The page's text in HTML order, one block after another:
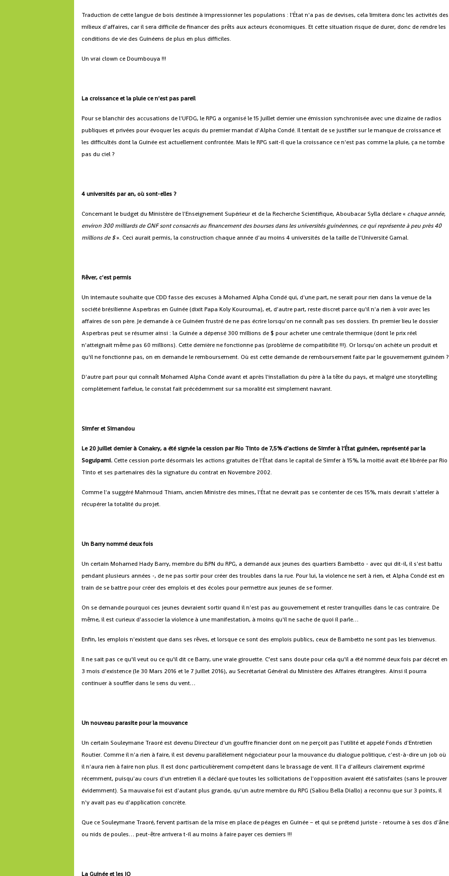
Traduction de cette langue de bois destinée à impressionner les populations : l'État n'a pas de devises, cela limitera donc les activités des
milieux d'affaires, car il sera difficile de financer des prêts aux acteurs économiques. Et cette situation risque de durer, donc de rendre les
conditions de vie des Guinéens de plus en plus difficiles.
Un vrai clown ce Doumbouya !!!
La croissance et la pluie ce n'est pas pareil
Pour se blanchir des accusations de l'UFDG, le RPG a organisé le 15 Juillet dernier une émission synchronisée avec une dizaine de radios
publiques et privées pour évoquer les acquis du premier mandat d'Alpha Condé. Il tentait de se justifier sur le manque de croissance et
les difficultés dont la Guinée est actuellement confrontée. Mais le RPG sait-il que la croissance ce n'est pas comme la pluie, ça ne tombe
pas du ciel ?
4 universités par an, où sont-elles ?
Concernant le budget du Ministère de l'Enseignement Supérieur et de la Recherche Scientifique, Aboubacar Sylla déclare « chaque année,
environ 300 milliards de GNF sont consacrés au financement des bourses dans les universités guinéennes, ce qui représente à peu près 40
millions de $». Ceci aurait permis, la construction chaque année d'au moins 4 universités de la taille de l'Université Gamal.
Rêver, c'est permis
Un internaute souhaite que CDD fasse des excuses à Mohamed Alpha Condé qui, d'une part, ne serait pour rien dans la venue de la
société brésilienne Asperbras en Guinée (dixit Papa Koly Kourouma), et, d'autre part, reste discret parce qu'il n'a rien à voir avec les
affaires de son père. Je demande à ce Guinéen frustré de ne pas écrire lorsqu'on ne connaît pas ses dossiers. En premier lieu le dossier
Asperbras peut se résumer ainsi : la Guinée a dépensé 300 millions de $ pour acheter une centrale thermique (dont le prix réel
n'atteignait même pas 60 millions). Cette dernière ne fonctionne pas (problème de compatibilité !!!). Or lorsqu'on achète un produit et
qu'il ne fonctionne pas, on en demande le remboursement. Où est cette demande de remboursement faite par le gouvernement guinéen ?
D'autre part pour qui connaît Mohamed Alpha Condé avant et après l'installation du père à la tête du pays, et malgré une storytelling
complètement farfelue, le constat fait précédemment sur sa moralité est simplement navrant.
Simfer et Simandou
Le 20 Juillet dernier à Conakry, a été signée la cession par Rio Tinto de 7,5% d’actions de Simfer à l’État guinéen, représenté par la
Soguipami.Cette cession porte désormais les actions gratuites de l’État dans le capital de Simfer à 15%, la moitié avait été libérée par Rio
Tinto et ses partenaires dès la signature du contrat en Novembre 2002.
Comme l'a suggéré Mahmoud Thiam, ancien Ministre des mines, l'État ne devrait pas se contenter de ces 15%, mais devrait s'atteler à
récupérer la totalité du projet.
Un Barry nommé deux fois
Un certain Mohamed Hady Barry, membre du BPN du RPG, a demandé aux jeunes des quartiers Bambetto - avec qui dit-il, il s'est battu
pendant plusieurs années -, de ne pas sortir pour créer des troubles dans la rue. Pour lui, la violence ne sert à rien, et Alpha Condé est en
train de se battre pour créer des emplois et des écoles pour permettre aux jeunes de se former.
On se demande pourquoi ces jeunes devraient sortir quand il n'est pas au gouvernement et rester tranquilles dans le cas contraire. De
même, il est curieux d'associer la violence à une manifestation, à moins qu'il ne sache de quoi il parle…
Enfin, les emplois n'existent que dans ses rêves, et lorsque ce sont des emplois publics, ceux de Bambetto ne sont pas les bienvenus.
Il ne sait pas ce qu’il veut ou ce qu’il dit ce Barry, une vraie girouette. C’est sans doute pour cela qu’il a été nommé deux fois par décret en
3 mois d'existence (le 30 Mars 2016 et le 7 Juillet 2016), au Secrétariat Général du Ministère des Affaires étrangères. Ainsi il pourra
continuer à souffler dans le sens du vent…
Un nouveau parasite pour la mouvance
Un certain Souleymane Traoré est devenu Directeur d'un gouffre financier dont on ne perçoit pas l'utilité et appelé Fonds d'Entretien
Routier. Comme il n'a rien à faire, il est devenu parallèlement négociateur pour la mouvance du dialogue politique, c'est-à-dire un job où
il n'aura rien à faire non plus. Il est donc particulièrement compétent dans le brassage de vent. Il l'a d'ailleurs clairement exprimé
récemment, puisqu'au cours d'un entretien il a déclaré que toutes les sollicitations de l'opposition avaient été satisfaites (sans le prouver
évidemment). Sa mauvaise foi est d'autant plus grande, qu'un autre membre du RPG (Saliou Bella Diallo) a reconnu que sur 3 points, il
n'y avait pas eu d'application concrète.
Que ce Souleymane Traoré, fervent partisan de la mise en place de péages en Guinée – et qui se prétend juriste - retourne à ses dos d'âne
ou nids de poules… peut-être arrivera t-il au moins à faire payer ces derniers !!!
La Guinée et les JO